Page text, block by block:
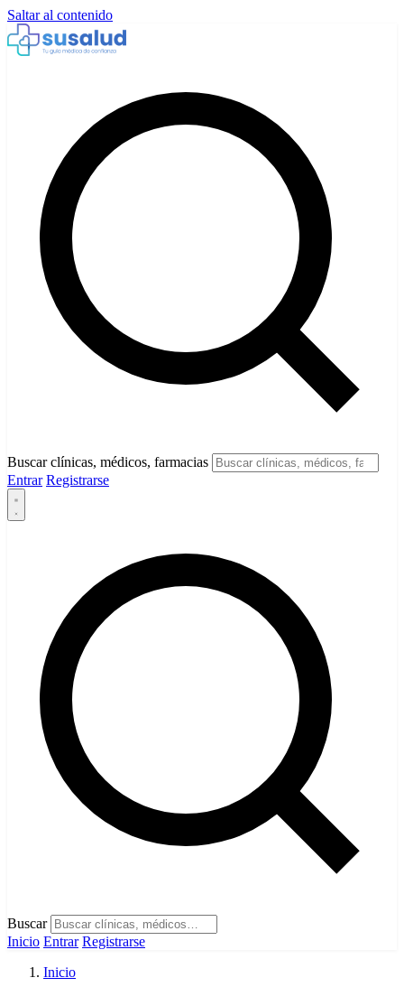
Saltar al contenido
Buscar clínicas, médicos, farmacias
Entrar Registrarse
Buscar
Inicio Entrar Registrarse
Inicio